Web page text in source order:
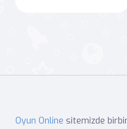
Oyun Online sitemizde